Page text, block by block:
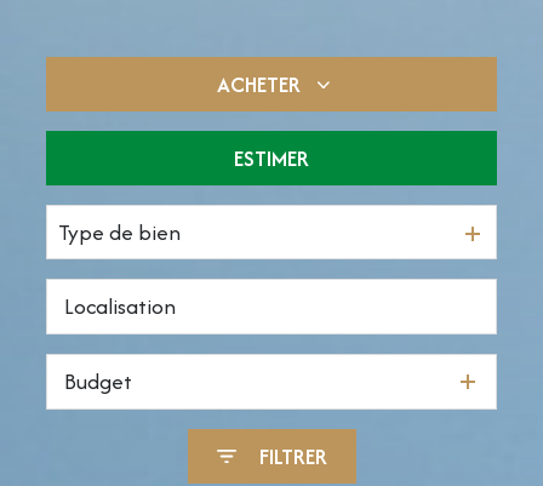
ACHETER
De l'immo pro
ESTIMER
Type de bien
Budget
FILTRER